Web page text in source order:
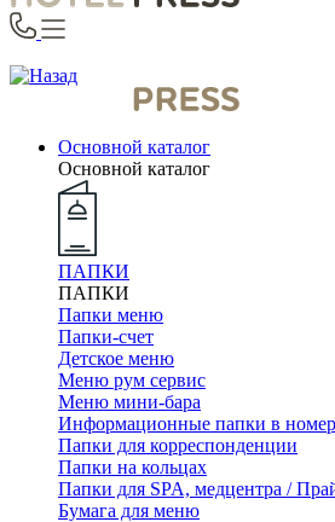
Основной каталог
Основной каталог
ПАПКИ
ПАПКИ
Папки меню
Папки-счет
Детское меню
Меню рум сервис
Меню мини-бара
Информационные папки в
Папки для корреспонденции
Папки на кольцах
Папки для SPA, медцентра /
Бумага для меню